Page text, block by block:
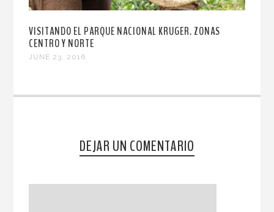
VISITANDO EL PARQUE NACIONAL KRUGER. ZONAS
CENTRO Y NORTE
JUNE 23, 2016
DEJAR UN COMENTARIO